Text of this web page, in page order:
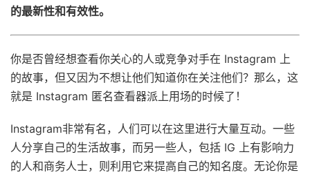
的最新性和有效性。
你是否曾经想查看你关心的人或竞争对手在 Instagram 上
的故事，但又因为不想让他们知道你在关注他们？那么，这
就是 Instagram 匿名查看器派上用场的时候了！
Instagram非常有名，人们可以在这里进行大量互动。一些
人分享自己的生活故事，而另一些人，包括 IG 上有影响力
的人和商务人士，则利用它来提高自己的知名度。无论你是